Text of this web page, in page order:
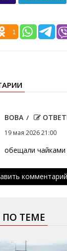
1
ВОВА
19 мая 2026 21:00
обещали чайками
комментарий
ТЕМЕ